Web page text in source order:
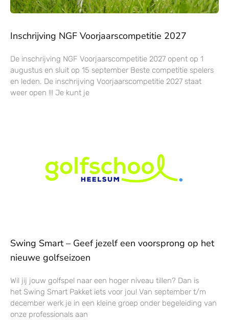
Inschrijving NGF Voorjaarscompetitie 2027
De inschrijving NGF Voorjaarscompetitie 2027 opent op 1
augustus en sluit op 15 september Beste competitie spelers
en leden. De inschrijving Voorjaarscompetitie 2027 staat
weer open !!! Je kunt je
Swing Smart – Geef jezelf een voorsprong op het
nieuwe golfseizoen
Wil jij jouw golfspel naar een hoger niveau tillen? Dan is
het Swing Smart Pakket iets voor jou! Van september t/m
december werk je in een kleine groep onder begeleiding van
onze professionals aan